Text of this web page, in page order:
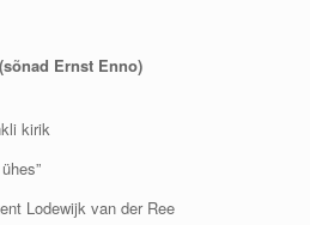
Ernst Enno)
kirik
Lodewijk van der Ree